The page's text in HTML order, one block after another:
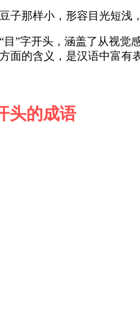
子那样小，形容目光短浅
目”字开头，涵盖了从视觉
面的含义，是汉语中富有
头的成语